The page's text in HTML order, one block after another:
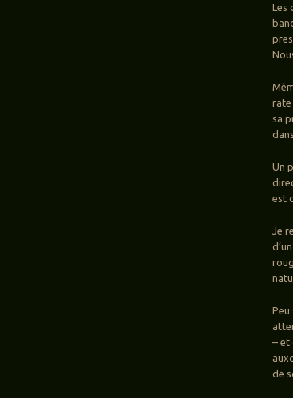
Les
rate
sa
Un
est
Je
Peu
– et
de